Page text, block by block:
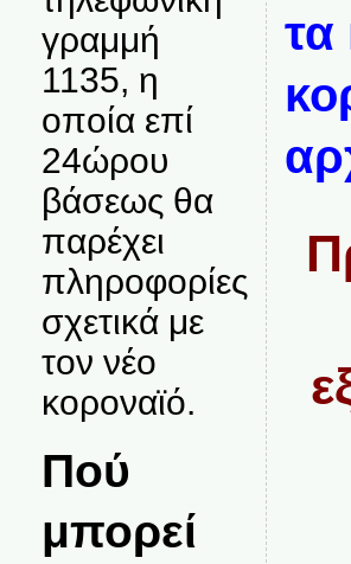
γραμμή
1135, η
οποία επί
24ώρου
βάσεως θα
παρέχει
πληροφορίες
σχετικά με
τον νέο
κοροναϊό.
Πού
μπορεί
τα